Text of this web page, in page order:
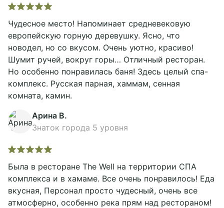
Чудесное место! Напоминает средневековую
европейскую горную деревушку. Ясно, что
новодел, но со вкусом. Очень уютно, красиво!
Шумит ручей, вокруг горы… Отличный ресторан.
Но особенно понравилась баня! Здесь целый спа-
комплекс. Русская парная, хаммам, сенная
комната, камин.
Арина В.
Знаток города 5 уровня
Была в ресторане The Well на территории СПА
комплекса и в хамаме. Все очень понравилось! Еда
вкусная, Персонал просто чудесный, очень все
атмосферно, особенно река прям над рестораном!